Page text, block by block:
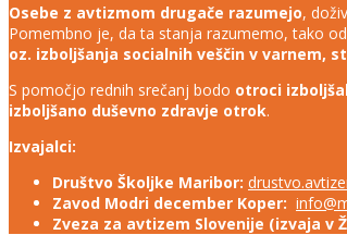
Osebe z avtizmom drugače razumejo,
Pomembno je, da ta stanja razumemo, tako
oz. izboljšanja socialnih veščin v varnem,
S pomočjo rednih srečanj bodo otroci
izboljšano duševno zdravje otrok.
Izvajalci:
Društvo Školjke Maribor:
Zavod Modri december Koper:
Zveza za avtizem Slovenije (izvaja v